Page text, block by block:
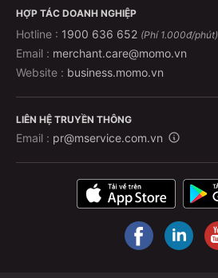
HỢP TÁC DOANH NGHIỆP
Hotline : 1900 636 652 (Phí 1.000đ/phút)
Email : merchant.care@momo.vn
Website : business.momo.vn
LIÊN HỆ TRUYỀN THÔNG
Email : pr@mservice.com.vn